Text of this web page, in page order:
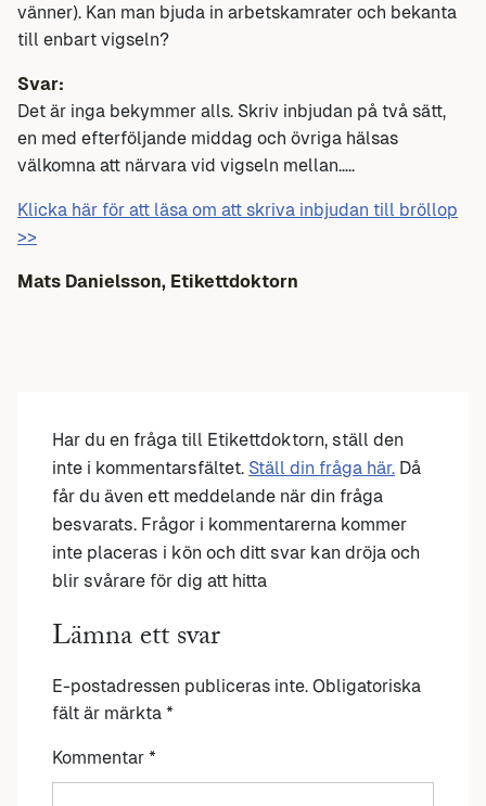
vänner). Kan man bjuda in arbetskamrater och bekanta
till enbart vigseln?
Svar:
Det är inga bekymmer alls. Skriv inbjudan på två sätt,
en med efterföljande middag och övriga hälsas
välkomna att närvara vid vigseln mellan…..
Klicka här för att läsa om att skriva inbjudan till bröllop
>>
Mats Danielsson, Etikettdoktorn
Har du en fråga till Etikettdoktorn, ställ den
inte i kommentarsfältet. Ställ din fråga här. Då
får du även ett meddelande när din fråga
besvarats. Frågor i kommentarerna kommer
inte placeras i kön och ditt svar kan dröja och
blir svårare för dig att hitta
Lämna ett svar
E-postadressen publiceras inte. Obligatoriska
fält är märkta *
Kommentar *